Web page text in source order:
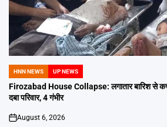
POSTED
IN
HNN NEWS UP NEWS
Firozabad House Collapse: लगातार बारिश से
दबा परिवार, 4 गंभीर
on
August 6, 2026